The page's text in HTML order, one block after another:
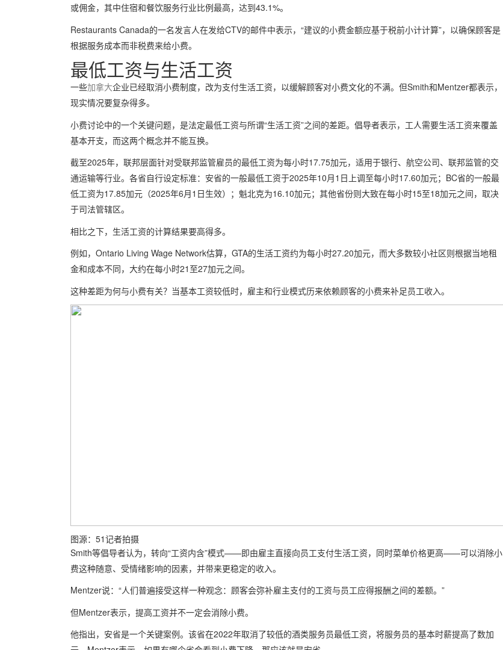
或佣金，其中住宿和餐饮服务行业比例最高，达到43.1%。
Restaurants Canada的一名发言人在发给CTV的邮件中表示，“建议的小费金额应基于税前小计计算”，以确保顾客是
根据服务成本而非税费来给小费。
最低工资与生活工资
一些加拿大企业已经取消小费制度，改为支付生活工资，以缓解顾客对小费文化的不满。但Smith和Mentzer都表示，
现实情况要复杂得多。
小费讨论中的一个关键问题，是法定最低工资与所谓“生活工资”之间的差距。倡导者表示，工人需要生活工资来覆盖
基本开支，而这两个概念并不能互换。
截至2025年，联邦层面针对受联邦监管雇员的最低工资为每小时17.75加元，适用于银行、航空公司、联邦监管的交
通运输等行业。各省自行设定标准：安省的一般最低工资于2025年10月1日上调至每小时17.60加元；BC省的一般最
低工资为17.85加元（2025年6月1日生效）；魁北克为16.10加元；其他省份则大致在每小时15至18加元之间，取决
于司法管辖区。
相比之下，生活工资的计算结果要高得多。
例如，Ontario Living Wage Network估算，GTA的生活工资约为每小时27.20加元，而大多数较小社区则根据当地租
金和成本不同，大约在每小时21至27加元之间。
这种差距为何与小费有关？当基本工资较低时，雇主和行业模式历来依赖顾客的小费来补足员工收入。
图源：51记者拍摄
Smith等倡导者认为，转向“工资内含”模式——即由雇主直接向员工支付生活工资，同时菜单价格更高——可以消除小
费这种随意、受情绪影响的因素，并带来更稳定的收入。
Mentzer说：“人们普遍接受这样一种观念：顾客会弥补雇主支付的工资与员工应得报酬之间的差额。”
但Mentzer表示，提高工资并不一定会消除小费。
他指出，安省是一个关键案例。该省在2022年取消了较低的酒类服务员最低工资，将服务员的基本时薪提高了数加